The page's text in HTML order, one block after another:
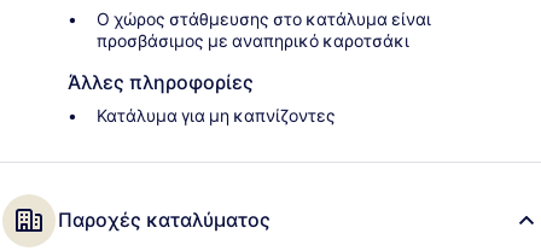
Ο χώρος στάθμευσης στο κατάλυμα είναι
προσβάσιμος με αναπηρικό καροτσάκι
Άλλες πληροφορίες
Κατάλυμα για μη καπνίζοντες
Παροχές καταλύματος